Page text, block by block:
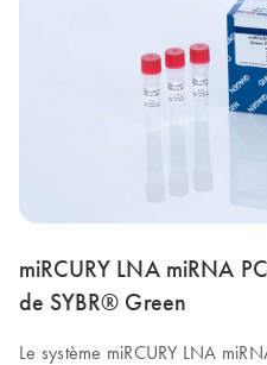
miRCURY LNA miRNA
de SYBR® Green
Le système miRCURY LNA